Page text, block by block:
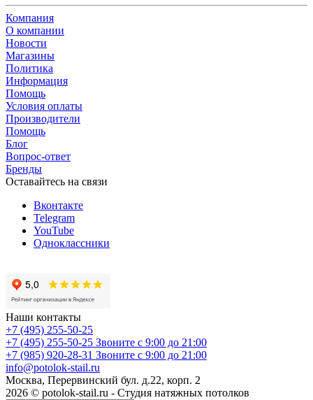
Компания
О компании
Новости
Магазины
Политика
Информация
Помощь
Условия оплаты
Производители
Помощь
Блог
Вопрос-ответ
Бренды
Оставайтесь на связи
Вконтакте
Telegram
YouTube
Одноклассники
Наши контакты
+7 (495) 255-50-25
+7 (495) 255-50-25 Звоните с 9:00 до 21:00
+7 (985) 920-28-31 Звоните с 9:00 до 21:00
info@potolok-stail.ru
Москва, Перервинский бул. д.22, корп. 2
2026 © potolok-stail.ru - Студия натяжных потолков